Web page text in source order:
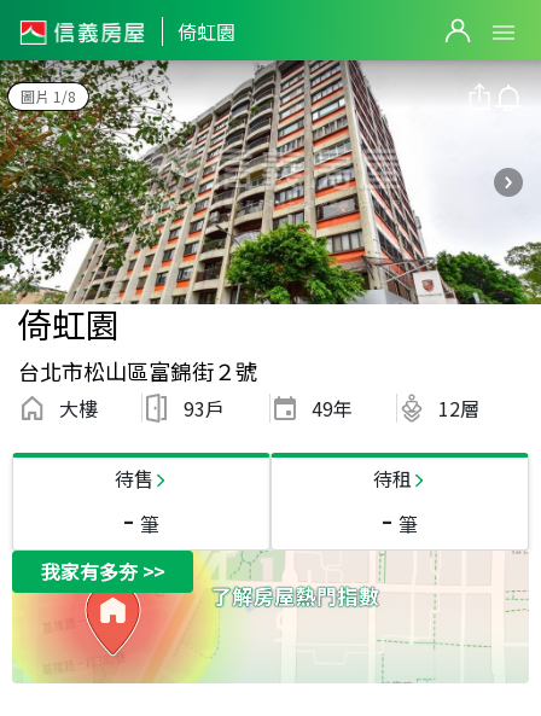
倚虹園
圖片 1/8
倚虹園
台北市松山區富錦街２號
大樓 93戶 49年 12層
待售
- 筆
待租
- 筆
我家有多夯>>